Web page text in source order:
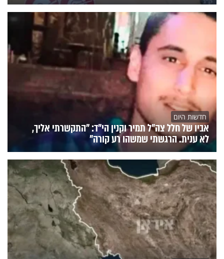
חדשות היום
אביו של חלל צה"ל תמיר וקנין הי"ד: "התקשרתי אליך,
לא ענית. הרגשתי שמשהו רע קורה"